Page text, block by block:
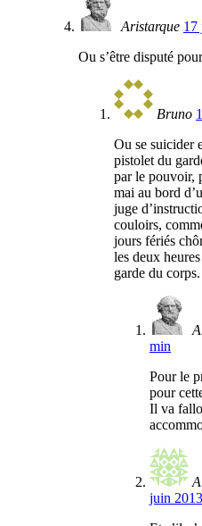
Aristarque 17
Ou s’être disputé
Bruno
Ou se suicider
pistolet du
par le pouvoir,
mai au bord
juge
couloirs,
jours fériés
les deux
garde du corps.
min
Pour le
pour
Il va
juin